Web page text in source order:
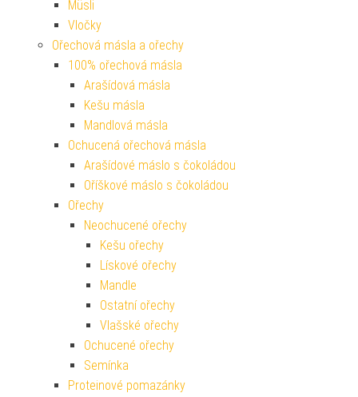
Müsli
Vločky
Ořechová másla a ořechy
100% ořechová másla
Arašídová másla
Kešu másla
Mandlová másla
Ochucená ořechová másla
Arašídové máslo s čokoládou
Oříškové máslo s čokoládou
Ořechy
Neochucené ořechy
Kešu ořechy
Lískové ořechy
Mandle
Ostatní ořechy
Vlašské ořechy
Ochucené ořechy
Semínka
Proteinové pomazánky